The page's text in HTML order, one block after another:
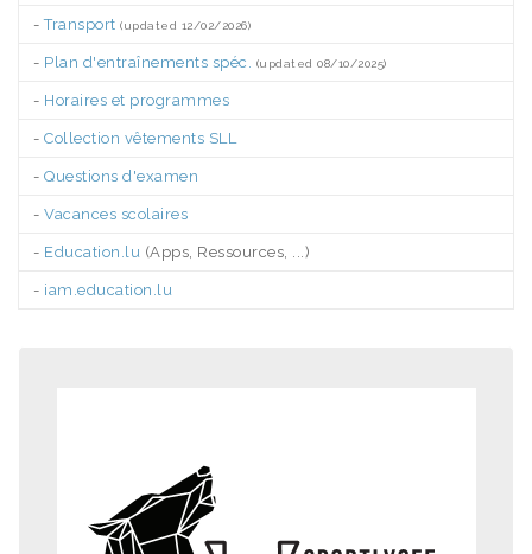
-Transport (updated 12/02/2026)
- Plan d'entraînements spéc. (updated 08/10/2025)
- Horaires et programmes
- Collection vêtements SLL
- Questions d'examen
- Vacances scolaires
- Education.lu (Apps, Ressources, ...)
- iam.education.lu